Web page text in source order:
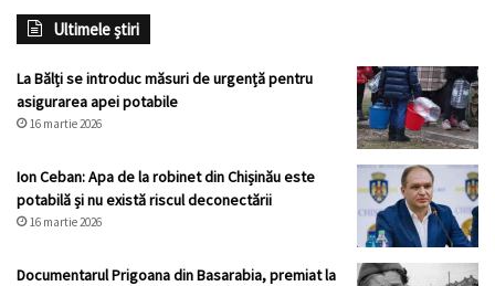
Ultimele știri
La Bălți se introduc măsuri de urgență pentru
asigurarea apei potabile
16 martie 2026
Ion Ceban: Apa de la robinet din Chișinău este
potabilă și nu există riscul deconectării
16 martie 2026
Documentarul Prigoana din Basarabia, premiat la